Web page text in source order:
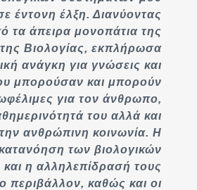
έντονη έλξη. Διανύοντας
τα άπειρα μονοπάτια της
Βιολογίας, εκπλήρωσα
ανάγκη για γνώσεις και
μπορούσαν και μπορούν
για τον άνθρωπο,
του αλλά και
ανθρώπινη κοινωνία. Η
των βιολογικών
η αλληλεπίδρασή τους
περιβάλλον, καθώς και οι